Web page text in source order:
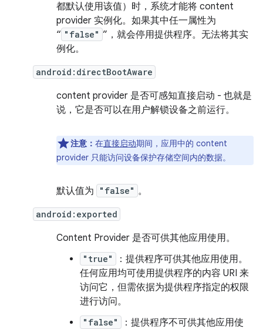
都默认使用该值）时，系统才能将 content
provider 实例化。如果其中任一属性为
“ "false" ”，就会停用提供程序。无法将其实
例化。
android:directBootAware
content provider 是否可感知直接启动 - 也就是
说，它是否可以在用户解锁设备之前运行。
注意： 在直接启动期间，应用中的 content
provider 只能访问设备保护存储空间内的数据。
默认值为 "false" 。
android:exported
Content Provider 是否可供其他应用使用。
"true"
：提供程序可供其他应用使用。
任何应用均可使用提供程序的内容 URI 来
访问它，但需依据为提供程序指定的权限
进行访问。
"false" ：提供程序不可供其他应用使